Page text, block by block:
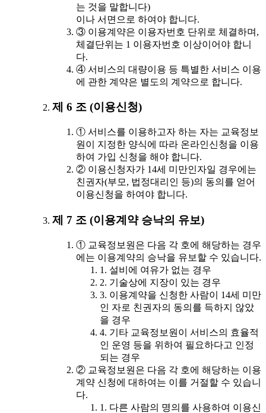
는 것을 말합니다)
이나 서면으로 하여야 합니다.
③ 이용계약은 이용자번호 단위로 체결하며,
체결단위는 1 이용자번호 이상이어야 합니
다.
④ 서비스의 대량이용 등 특별한 서비스 이용
에 관한 계약은 별도의 계약으로 합니다.
제 6 조 (이용신청)
① 서비스를 이용하고자 하는 자는 교육정보
원이 지정한 양식에 따라 온라인신청을 이용
하여 가입 신청을 해야 합니다.
② 이용신청자가 14세 미만인자일 경우에는
친권자(부모, 법정대리인 등)의 동의를 얻어
이용신청을 하여야 합니다.
제 7 조 (이용계약 승낙의 유보)
① 교육정보원은 다음 각 호에 해당하는 경우
에는 이용계약의 승낙을 유보할 수 있습니다.
1. 설비에 여유가 없는 경우
2. 기술상에 지장이 있는 경우
3. 이용계약을 신청한 사람이 14세 미만
인 자로 친권자의 동의를 득하지 않았
을 경우
4. 기타 교육정보원이 서비스의 효율적
인 운영 등을 위하여 필요하다고 인정
되는 경우
② 교육정보원은 다음 각 호에 해당하는 이용
계약 신청에 대하여는 이를 거절할 수 있습니
다.
1. 다른 사람의 명의를 사용하여 이용신